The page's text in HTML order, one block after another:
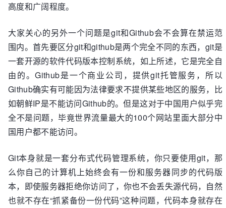
高度和广阔程度。
大家关心的另外一个问题是git和Github会不会算在禁运范
围内。首先要区分git和github是两个完全不同的东西，git是
一套开源的软件代码版本控制系统，如上所述，它是完全自
由的。Github是一个商业公司，提供git托管服务，所以
Github确实有可能因为法律要求不提供某些地区的服务，比
如朝鲜IP是不能访问Github的。但是这对于中国用户似乎完
全不是问题，毕竟世界流量最大的100个网站里面大部分中
国用户都不能访问。
Git本身就是一套分布式代码管理系统，你只要使用git，那
么你自己的计算机上始终会有一份和服务器同步的代码版
本，即使服务器拒绝你访问了，你也不会丢失源代码，自然
也就不存在“抓紧备份一份代码”这种问题，代码本身就存在